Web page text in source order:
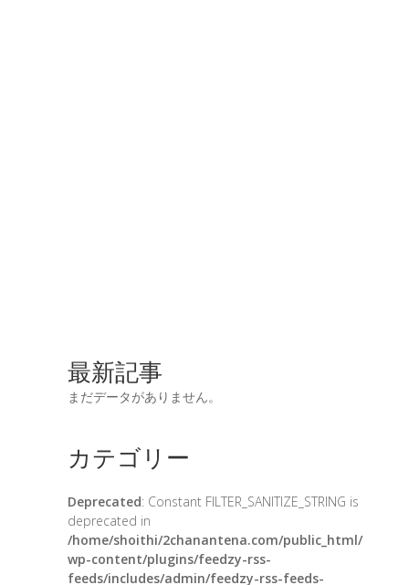
最新記事
まだデータがありません。
カテゴリー
Deprecated: Constant FILTER_SANITIZE_STRING is
deprecated in
/home/shoithi/2chanantena.com/public_html/
wp-content/plugins/feedzy-rss-
feeds/includes/admin/feedzy-rss-feeds-